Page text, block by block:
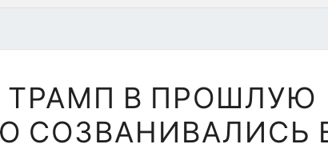
ТРАМП
В
ТРАМП В ПРОШЛУЮ
СОЗВАНИВАЛИСЬ